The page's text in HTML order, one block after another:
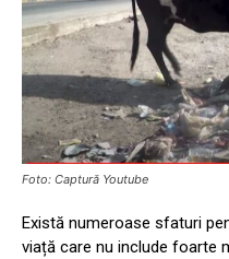
Foto: Captură Youtube
Există numeroase sfaturi
viață care nu include foarte